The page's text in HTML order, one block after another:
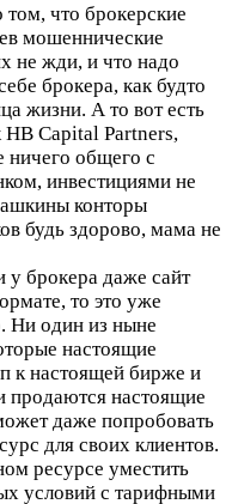
что брокерские
мошеннические
не жди, и что надо
брокера, как будто
жизни. А то вот есть
Capital Partners,
ничего общего с
инвестициями не
конторы
будь здорово, мама не
брокера даже сайт
то это уже
Ни один из ныне
настоящие
к настоящей бирже и
продаются настоящие
даже попробовать
для своих клиентов.
ресурсе уместить
условий с тарифными